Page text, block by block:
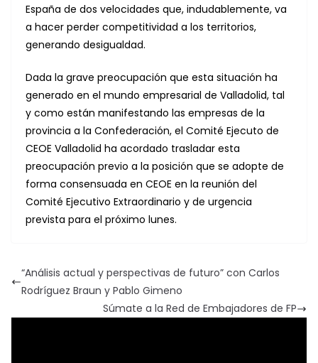
España de dos velocidades que, indudablemente, va
a hacer perder competitividad a los territorios,
generando desigualdad.
Dada la grave preocupación que esta situación ha
generado en el mundo empresarial de Valladolid, tal
y como están manifestando las empresas de la
provincia a la Confederación, el Comité Ejecuto de
CEOE Valladolid ha acordado trasladar esta
preocupación previo a la posición que se adopte de
forma consensuada en CEOE en la reunión del
Comité Ejecutivo Extraordinario y de urgencia
prevista para el próximo lunes.
“Análisis actual y perspectivas de futuro” con Carlos
Rodríguez Braun y Pablo Gimeno
Súmate a la Red de Embajadores de FP